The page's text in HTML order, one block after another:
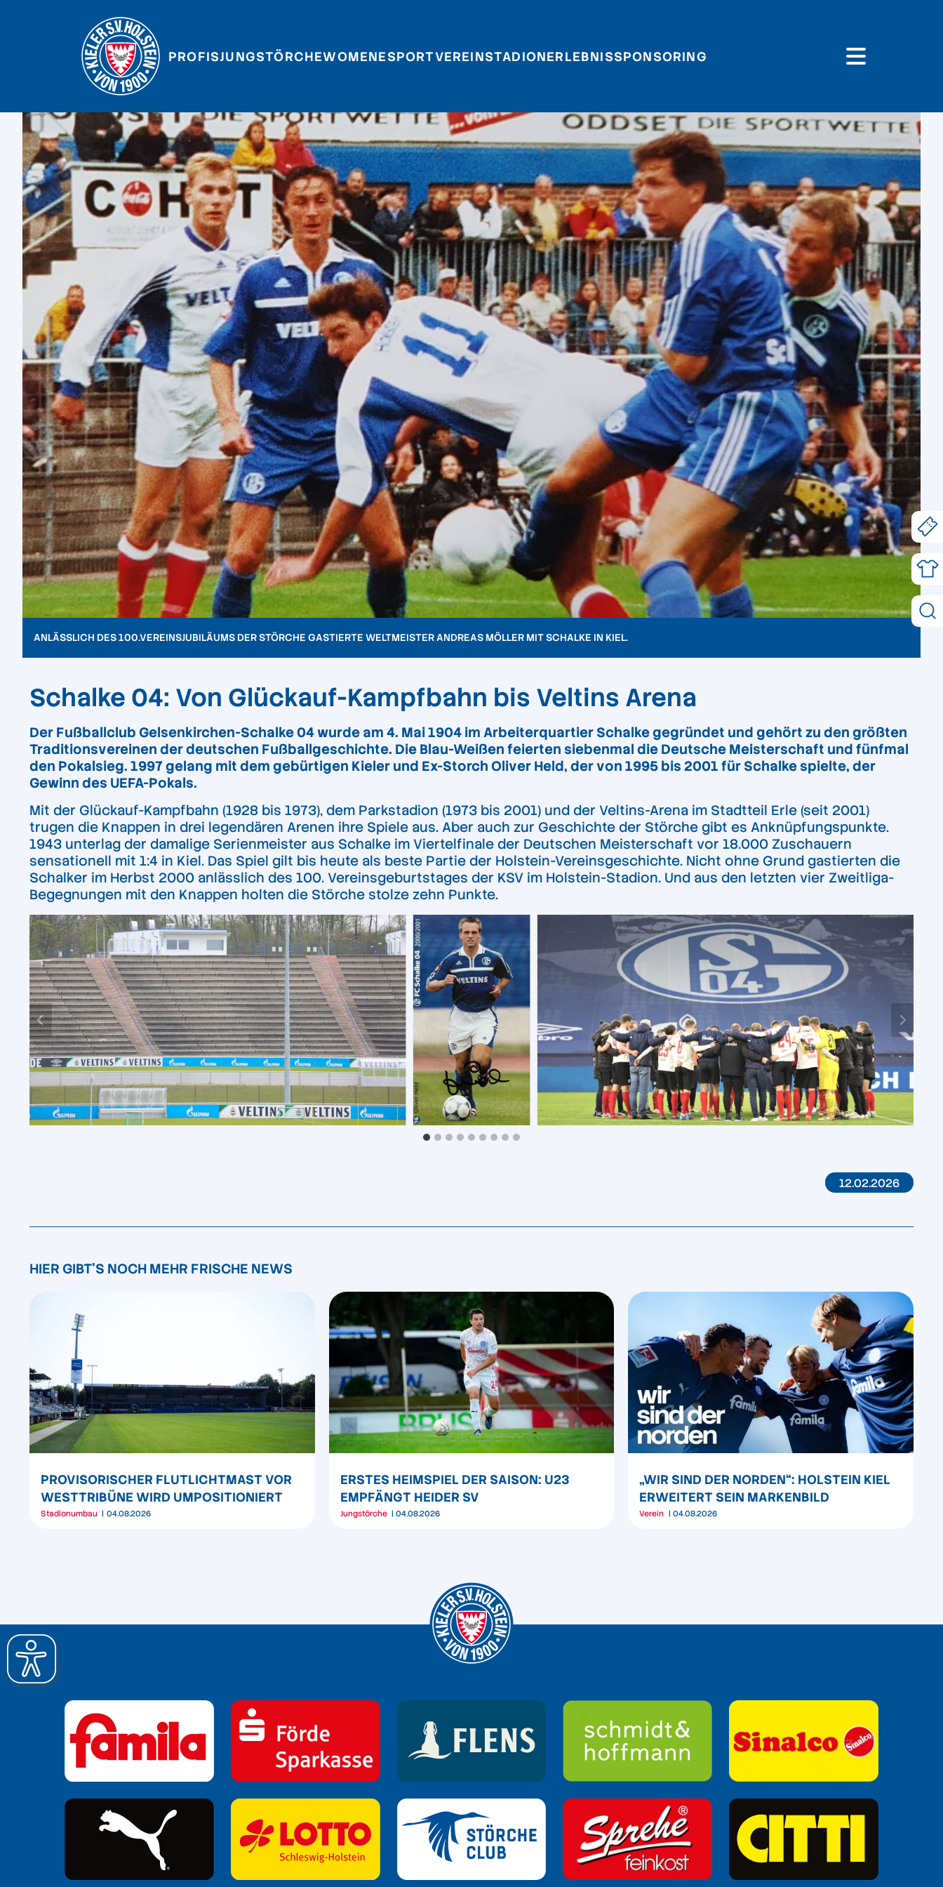
PROFISJUNGSTÖRCHEWOMENESPORTVEREINSTADIONERLEBNISSPONSORING
ANLÄSSLICH DES 100.VEREINSJUBILÄUMS DER STÖRCHE GASTIERTE WELTMEISTER ANDREAS MÖLLER MIT SCHALKE IN KIEL.
Schalke 04: Von Glückauf-Kampfbahn bis Veltins Arena
Der Fußballclub Gelsenkirchen-Schalke 04 wurde am 4. Mai 1904 im Arbeiterquartier Schalke gegründet und gehört zu den größten
Traditionsvereinen der deutschen Fußballgeschichte. Die Blau-Weißen feierten siebenmal die Deutsche Meisterschaft und fünfmal
den Pokalsieg. 1997 gelang mit dem gebürtigen Kieler und Ex-Storch Oliver Held, der von 1995 bis 2001 für Schalke spielte, der
Gewinn des UEFA-Pokals.
Mit der Glückauf-Kampfbahn (1928 bis 1973), dem Parkstadion (1973 bis 2001) und der Veltins-Arena im Stadtteil Erle (seit 2001)
trugen die Knappen in drei legendären Arenen ihre Spiele aus. Aber auch zur Geschichte der Störche gibt es Anknüpfungspunkte.
1943 unterlag der damalige Serienmeister aus Schalke im Viertelfinale der Deutschen Meisterschaft vor 18.000 Zuschauern
sensationell mit 1:4 in Kiel. Das Spiel gilt bis heute als beste Partie der Holstein-Vereinsgeschichte. Nicht ohne Grund gastierten die
Schalker im Herbst 2000 anlässlich des 100. Vereinsgeburtstages der KSV im Holstein-Stadion. Und aus den letzten vier Zweitliga-
Begegnungen mit den Knappen holten die Störche stolze zehn Punkte.
12.02.2026
HIER GIBT'S NOCH MEHR FRISCHE NEWS
PROVISORISCHER FLUTLICHTMAST VOR
WESTTRIBÜNE WIRD UMPOSITIONIERT
Stadionumbau 04.08.2026
ERSTES HEIMSPIEL DER SAISON: U23
EMPFÄNGT HEIDER SV
Jungstörche 04.08.2026
„WIR SIND DER NORDEN“: HOLSTEIN KIEL
ERWEITERT SEIN MARKENBILD
Verein 04.08.2026